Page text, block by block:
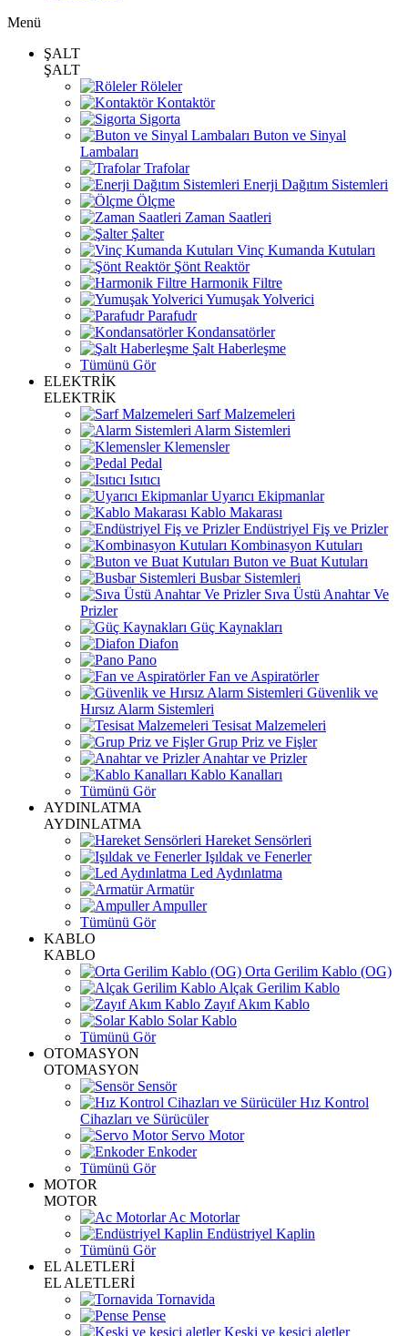
Menü
ŞALT
ŞALT
Röleler
Kontaktör
Sigorta
Buton ve Sinyal
Lambaları
Trafolar
Enerji Dağıtım Sistemleri
Ölçme
Zaman Saatleri
Şalter
Vinç Kumanda Kutuları
Şönt Reaktör
Harmonik Filtre
Yumuşak Yolverici
Parafudr
Kondansatörler
Şalt Haberleşme
Tümünü Gör
ELEKTRİK
ELEKTRİK
Sarf Malzemeleri
Alarm Sistemleri
Klemensler
Pedal
Isıtıcı
Uyarıcı Ekipmanlar
Kablo Makarası
Endüstriyel Fiş ve Prizler
Kombinasyon Kutuları
Buton ve Buat Kutuları
Busbar Sistemleri
Sıva Üstü Anahtar Ve
Prizler
Güç Kaynakları
Diafon
Pano
Fan ve Aspiratörler
Güvenlik ve
Hırsız Alarm Sistemleri
Tesisat Malzemeleri
Grup Priz ve Fişler
Anahtar ve Prizler
Kablo Kanalları
Tümünü Gör
AYDINLATMA
AYDINLATMA
Hareket Sensörleri
Işıldak ve Fenerler
Led Aydınlatma
Armatür
Ampuller
Tümünü Gör
KABLO
KABLO
Orta Gerilim Kablo (OG)
Alçak Gerilim Kablo
Zayıf Akım Kablo
Solar Kablo
Tümünü Gör
OTOMASYON
OTOMASYON
Sensör
Hız Kontrol
Cihazları ve Sürücüler
Servo Motor
Enkoder
Tümünü Gör
MOTOR
MOTOR
Ac Motorlar
Endüstriyel Kaplin
Tümünü Gör
EL ALETLERİ
EL ALETLERİ
Tornavida
Pense
Keski ve kesici aletler